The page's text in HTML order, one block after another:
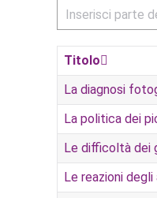
Inserisci parte
Titolo
La diagnosi
La politica dei
Le difficoltà dei
Le reazioni